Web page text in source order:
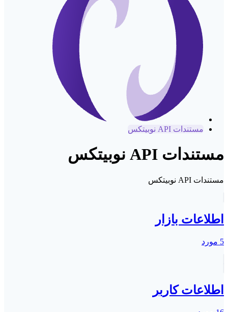
مستندات API نوبیتکس
مستندات API نوبیتکس
مستندات API نوبیتکس
اطلاعات بازار
5 مورد
اطلاعات کاربر